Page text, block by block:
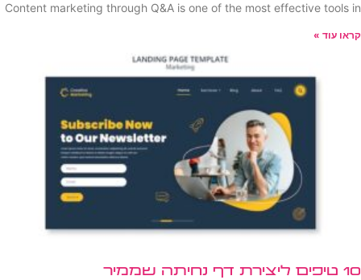
Content marketing through Q&A is one of the most effective tools in
קראו עוד »
10 טיפים ליצירת דף נחיתה שממיר